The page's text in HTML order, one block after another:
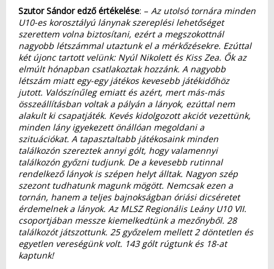
Szutor Sándor edző értékelése: – Az utolsó tornára minden
U10-es korosztályú lánynak szereplési lehetőséget
szerettem volna biztosítani, ezért a megszokottnál
nagyobb létszámmal utaztunk el a mérkőzésekre. Ezúttal
két újonc tartott velünk: Nyúl Nikolett és Kiss Zea. Ők az
elmúlt hónapban csatlakoztak hozzánk. A nagyobb
létszám miatt egy-egy játékos kevesebb játékidőhöz
jutott. Valószínűleg emiatt és azért, mert más-más
összeállításban voltak a pályán a lányok, ezúttal nem
alakult ki csapatjáték. Kevés kidolgozott akciót vezettünk,
minden lány igyekezett önállóan megoldani a
szituációkat. A tapasztaltabb játékosaink minden
találkozón szereztek annyi gólt, hogy valamennyi
találkozón győzni tudjunk. De a kevesebb rutinnal
rendelkező lányok is szépen helyt álltak. Nagyon szép
szezont tudhatunk magunk mögött. Nemcsak ezen a
tornán, hanem a teljes bajnokságban óriási dicséretet
érdemelnek a lányok. Az MLSZ Regionális Leány U10 VII.
csoportjában messze kiemelkedtünk a mezőnyből. 28
találkozót játszottunk. 25 győzelem mellett 2 döntetlen és
egyetlen vereségünk volt. 143 gólt rúgtunk és 18-at
kaptunk!